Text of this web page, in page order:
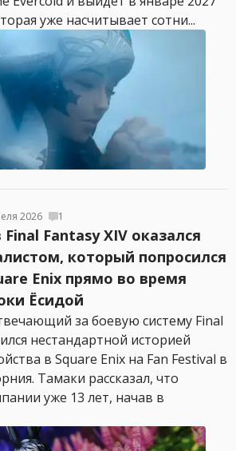
уже насчитывает сотни...
2026 1
Fantasy XIV оказался
который попросился
Enix прямо во время
Ёсидой
за боевую систему Final
нестандартной историей
в Square Enix на Fan Festival в
Тамаки рассказал, что
уже 13 лет, начав в